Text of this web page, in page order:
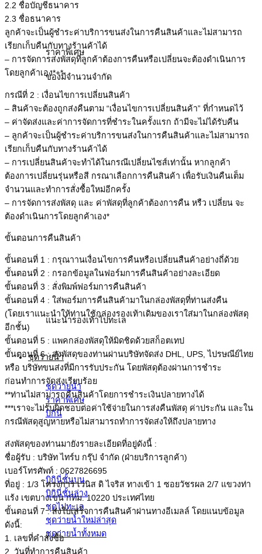
ราคาพิเศษ
ของมีจำนวนจำกัด
แนะนำรองเท้าไปทะเล
ชุดว่ายน้ำ
ชุดว่ายน้ำ
ราคาพิเศษ
บิกินี่
บิกินี่ชั้นบน
บิกินี่ชั้นล่าง
ชุดไปทะเล
ชุดว่ายน้ำใหม่ล่าสุด
ชุดว่ายน้ำทั้งหมด
2.2 ชื่อบัญชีธนาคาร
2.3 ชื่อธนาคาร
ลูกค้าจะเป็นผู้ชำระค่าบริการขนส่งในการคืนสินค้าและไม่สามารถ
เรียกเก็บคืนกับทางร้านค้าได้
– การจัดการส่งพัสดุที่ลูกค้าต้องการคืนหรือเปลี่ยนจะต้องดำเนินการ
โดยลูกค้าเอง*+*
กรณีที่ 2 : เงื่อนไขการเปลี่ยนสินค้า
– สินค้าจะต้องถูกส่งคืนตาม “เงื่อนไขการเปลี่ยนสินค้า” ที่กำหนดไว้
– ค่าจัดส่งและค่าการจัดการที่ชำระในครั้งแรก ถ้ามีจะไม่ได้รับคืน
– ลูกค้าจะเป็นผู้ชำระค่าบริการขนส่งในการคืนสินค้าและไม่สามารถ
เรียกเก็บคืนกับทางร้านค้าได้
– การเปลี่ยนสินค้าจะทำได้ในกรณีเปลี่ยนไซส์เท่านั้น หากลูกค้า
ต้องการเปลี่ยนรุ่นหรือสี กรณาเลือกการคืนสินค้า เพื่อรับเงินคืนเต็ม
จำนวนและทำการสั่งซื้อใหม่อีกครั้ง
– การจัดการส่งพัสดุ และ ค่าพัสดุที่ลูกค้าต้องการคืน หรืว เปลี่ยน จะ
ต้องดำเนินการโดยลูกค้าเอง*
ขั้นตอนการคืนสินค้า
ขั้นตอนที่ 1 : กรุณาานเงื่อนไขการคืนหรือเปลี่ยนสืนค้าอย่างถี่ด้วย
ขั้นตอนที่ 2 : กรอกข้อมูลในฟอร์มการคืนสินค้าอย่างละเอียด
ขั้นตอนที่ 3 : สั่งพิมพ์ฟอร์มการคืนสินค้า
ขั้นตอนที่ 4 : ใส่พอร์มการคืนสินค้ามาในกล่องพัสดุที่ท่านส่งคืน
(โดยเราแนะนำให้ท่านใช้กล่องรองเท้าเดิมของเราใส่มาในกล่องพัสดุ
อีกชั้น)
ขั้นตอนที่ 5 : แพคกล่องพัสดุให้มิดชิดด้วยสก็อตเทป
ขั้นตอนที่ 6 : ส่งพัสดุของท่านผ่านบริษัทจัดส่ง DHL, UPS, ไปรษณีย์ไทย
หรือ บริษัทขนส่งที่มีการรับประกัน โดยพัสดุต้องผ่านการชำระ
ก่อนทำการจัดส่งเรียบร้อย
**ท่านไม่สามารถคืนสินค้าโดยการชำระเงินปลายทางได้
***เราจะไม่รับผิดชอบต่อค่าใช้จ่ายในการส่งคืนพัสดุ ค่าประกัน และใน
กรณีพัสดุสูญหายหรือไม่สามารถทำการจัดส่งให้ถึงปลายทาง
ส่งพัสดุของท่านมายังรายละเอียดที่อยู่ดังนี้ :
ชื่อผู้รับ : บริษัท ไทร์บ กรุ๊ป จำกัด (ฝ่ายบริการลูกค้า)
เบอร์โทรศัพท์ : 0627826695
ที่อยู่ : 1/3 โครงการ เวนิส ดิ ไจริส ทางเข้า 1 ซอยวัชรผล 2/7 แขวงท่า
แร้ง เขตบางเขน กทม. 10220 ประเทศไทย
ขั้นตอนที่ 7 : ส่งใบเสร็จการคืนสินค้าผ่านทางอีเมลล์ โดยแนบข้อมูล
ดังนี้:
1. เลขที่คำสั่งซื้อ
2. วันที่ทำการคืนสินค้า